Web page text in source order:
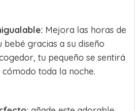
Mejora las horas de
bebé gracias a su diseño
tu pequeño se sentirá
toda la noche.